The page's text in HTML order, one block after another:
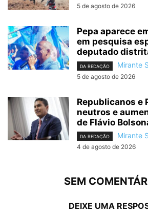
5 de agosto de 2026
Pepa aparece
em pesquisa
deputado
DA REDAÇÃO Mirante
5 de agosto de 2026
Republicanos e
neutros e
de Flávio
DA REDAÇÃO Mirante
4 de agosto de 2026
SEM
DEIXE UMA